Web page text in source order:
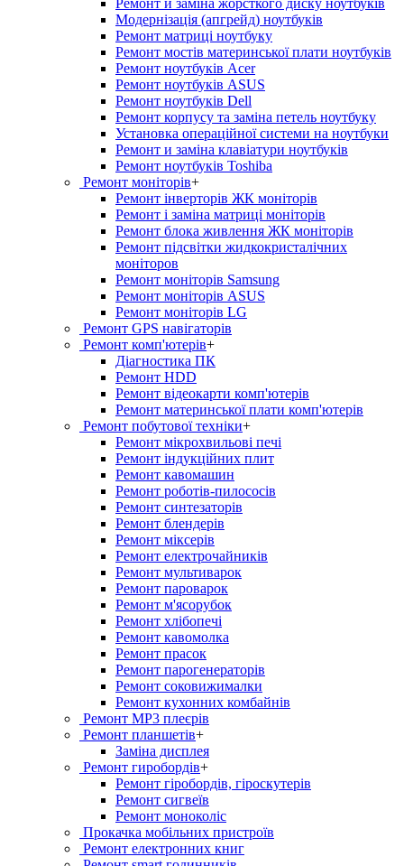
Ремонт и заміна жорсткого диску ноутбуків
Модернізація (апгрейд) ноутбуків
Ремонт матриці ноутбуку
Ремонт мостів материнської плати ноутбуків
Ремонт ноутбуків Acer
Ремонт ноутбуків ASUS
Ремонт ноутбуків Dell
Ремонт корпусу та заміна петель ноутбуку
Установка операційної системи на ноутбуки
Ремонт и заміна клавіатури ноутбуків
Ремонт ноутбуків Toshiba
Ремонт моніторів+
Ремонт інверторів ЖК моніторів
Ремонт і заміна матриці моніторів
Ремонт блока живлення ЖК моніторів
Ремонт підсвітки жидкокристалічних
моніторов
Ремонт моніторів Samsung
Ремонт моніторів ASUS
Ремонт моніторів LG
Ремонт GPS навігаторів
Ремонт комп'ютерів+
Діагностика ПК
Ремонт HDD
Ремонт відеокарти комп'ютерів
Ремонт материнської плати комп'ютерів
Ремонт побутової техніки+
Ремонт мікрохвильові печі
Ремонт індукційних плит
Ремонт кавомашин
Ремонт роботів-пилососів
Ремонт синтезаторів
Ремонт блендерiв
Ремонт мiксерiв
Ремонт електрочайників
Ремонт мультиварок
Ремонт пароварок
Ремонт м'ясорубок
Ремонт хлiбопечi
Ремонт кавомолка
Ремонт прасок
Ремонт парогенераторiв
Ремонт соковижималки
Ремонт кухонних комбайнів
Ремонт MP3 плеєрів
Ремонт планшетів+
Заміна дисплея
Ремонт гиробордiв+
Ремонт гіробордів, гіроскутерів
Ремонт сигвеїв
Ремонт моноколіс
Прокачка мобільних пристроїв
Ремонт електронних книг